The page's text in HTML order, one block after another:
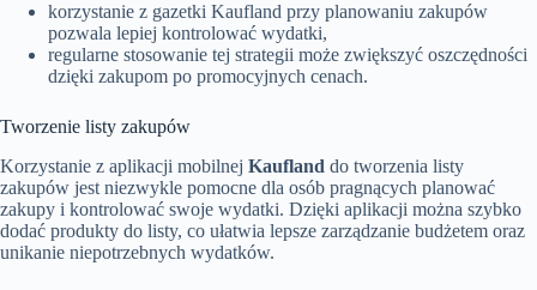
korzystanie z gazetki Kaufland przy planowaniu zakupów
pozwala lepiej kontrolować wydatki,
regularne stosowanie tej strategii może zwiększyć oszczędności
dzięki zakupom po promocyjnych cenach.
Tworzenie listy zakupów
Korzystanie z aplikacji mobilnej Kaufland do tworzenia listy
zakupów jest niezwykle pomocne dla osób pragnących planować
zakupy i kontrolować swoje wydatki. Dzięki aplikacji można szybko
dodać produkty do listy, co ułatwia lepsze zarządzanie budżetem oraz
unikanie niepotrzebnych wydatków.